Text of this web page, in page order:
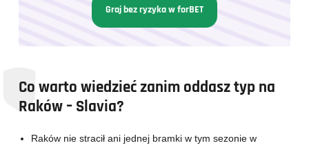
Graj bez ryzyka w forBET
Co warto wiedzieć zanim oddasz typ na
Raków – Slavia?
Raków nie stracił ani jednej bramki w tym sezonie w